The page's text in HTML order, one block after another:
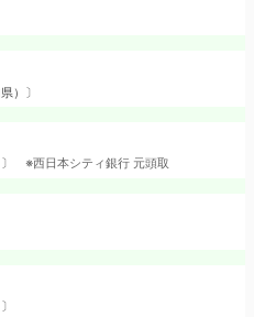
）〕
〕 ※西日本シティ銀行 元頭取